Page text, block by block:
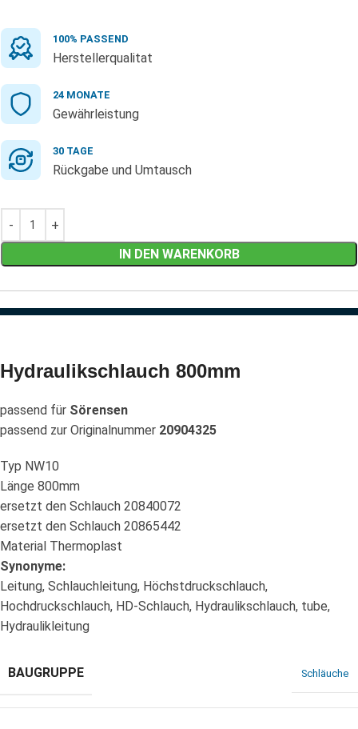
100% PASSEND
Herstellerqualitat
24 MONATE
Gewährleistung
30 TAGE
Rückgabe und Umtausch
IN DEN WARENKORB
Hydraulikschlauch 800mm
passend für Sörensen
passend zur Originalnummer 20904325
Typ NW10
Länge 800mm
ersetzt den Schlauch 20840072
ersetzt den Schlauch 20865442
Material Thermoplast
Synonyme:
Leitung, Schlauchleitung, Höchstdruckschlauch,
Hochdruckschlauch, HD-Schlauch, Hydraulikschlauch, tube,
Hydraulikleitung
BAUGRUPPE Schläuche